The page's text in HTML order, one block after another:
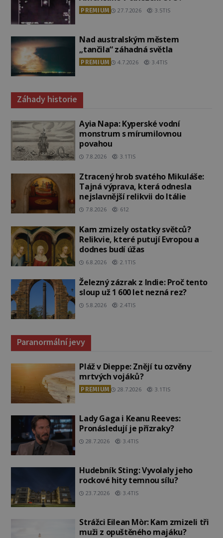
PREMIUM 27.7.2026 3.5TIS
Nad australským městem
„tančila“ záhadná světla
PREMIUM 4.7.2026 3.4TIS
Záhady historie
Ayia Napa: Kyperské vodní
monstrum s mírumilovnou
povahou
7.8.2026 3.1TIS
Ztracený hrob svatého Mikuláše:
Tajná výprava, která odnesla
nejslavnější relikvii do Itálie
7.8.2026 612
Kam zmizely ostatky světců?
Relikvie, které putují Evropou a
dodnes budí úžas
6.8.2026 2.1TIS
Železný zázrak z Indie: Proč tento
sloup už 1 600 let nezná rez?
5.8.2026 2.4TIS
Paranormální jevy
Pláž v Dieppe: Znějí tu ozvěny
mrtvých vojáků?
PREMIUM 28.7.2026 3.1TIS
Lady Gaga i Keanu Reeves:
Pronásledují je přízraky?
28.7.2026 3.4TIS
Hudebník Sting: Vyvolaly jeho
rockové hity temnou sílu?
23.7.2026 3.4TIS
Strážci Eilean Mòr: Kam zmizeli tři
muži z opuštěného majáku?